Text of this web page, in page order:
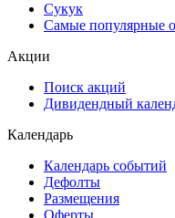
Cbonds Pages
Ломбардные списки
ESG
Самые популярные
Дивидендный
Календарь